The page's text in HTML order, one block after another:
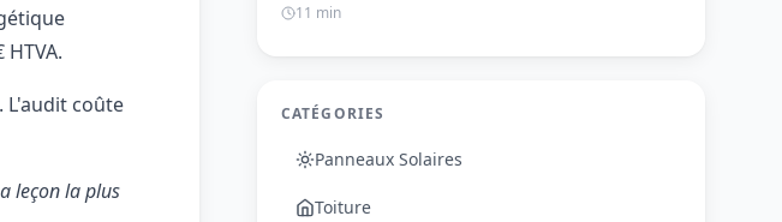
L'audit coûte
leçon la plus
11 min
CATÉGORIES
Panneaux Solaires
Toiture